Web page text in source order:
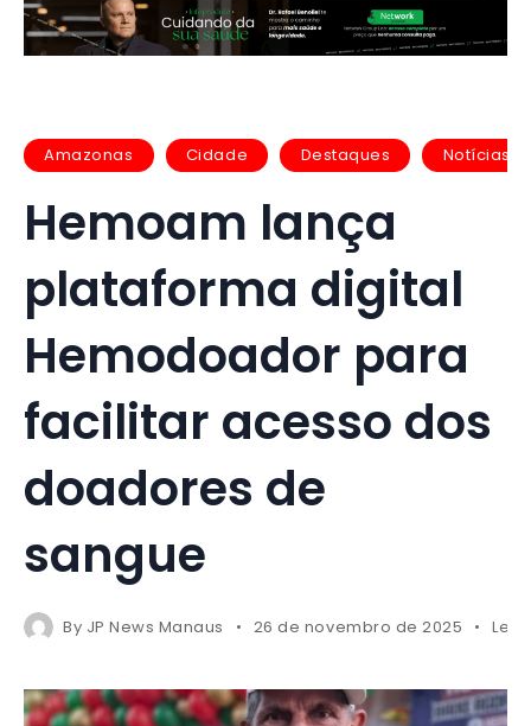
Amazonas Cidade Destaques Notícias
Hemoam lança
plataforma digital
Hemodoador para
facilitar acesso dos
doadores de
sangue
By JP News Manaus 26 de novembro de 2025